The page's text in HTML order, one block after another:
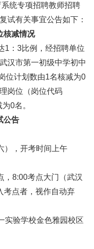
统专项招聘教师招聘
试有关事宜公告如下：
核减情况
1：3比例，经招聘单位
汉市第一初级中学初中
位计划数由1名核减为0
岗位（岗位代码
0名。
公告
），开考时间上午
，8:00考点大门（武汉
考点者，视作自动弃
实验学校金色雅园校区